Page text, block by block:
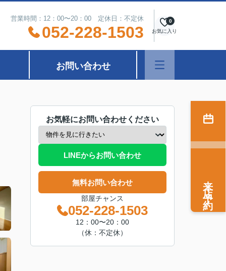
営業時間：12：00〜20：00 定休日：不定休
052-228-1503 お気に入り
0
お問い合わせ
お気軽にお問い合わせください
LINEからお問い合わせ
無料お問い合わせ
部屋チャンス
052-228-1503
12：00〜20：00
（休：不定休）
来店予約